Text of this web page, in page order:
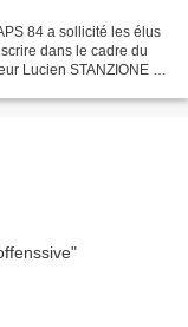
84 a sollicité les élus
dans le cadre du
Lucien STANZIONE a